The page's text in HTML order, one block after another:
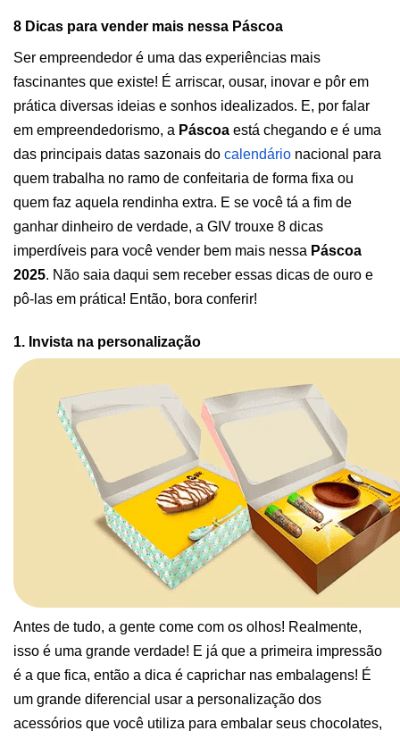
8 Dicas para vender mais nessa Páscoa
Ser empreendedor é uma das experiências mais
fascinantes que existe! É arriscar, ousar, inovar e pôr em
prática diversas ideias e sonhos idealizados. E, por falar
em empreendedorismo, a Páscoa está chegando e é uma
das principais datas sazonais do calendário nacional para
quem trabalha no ramo de confeitaria de forma fixa ou
quem faz aquela rendinha extra. E se você tá a fim de
ganhar dinheiro de verdade, a GIV trouxe 8 dicas
imperdíveis para você vender bem mais nessa Páscoa
2025. Não saia daqui sem receber essas dicas de ouro e
pô-las em prática! Então, bora conferir!
1. Invista na personalização
Antes de tudo, a gente come com os olhos! Realmente,
isso é uma grande verdade! E já que a primeira impressão
é a que fica, então a dica é caprichar nas embalagens! É
um grande diferencial usar a personalização dos
acessórios que você utiliza para embalar seus chocolates,